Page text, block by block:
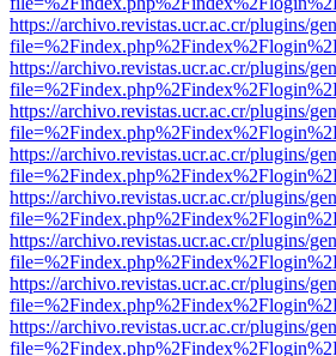
https://archivo.revistas.ucr.ac.cr/plugins/
https://archivo.revistas.ucr.ac.cr/plugins/
https://archivo.revistas.ucr.ac.cr/plugins/
https://archivo.revistas.ucr.ac.cr/plugins/
https://archivo.revistas.ucr.ac.cr/plugins/
https://archivo.revistas.ucr.ac.cr/plugins/
https://archivo.revistas.ucr.ac.cr/plugins/
https://archivo.revistas.ucr.ac.cr/plugins/